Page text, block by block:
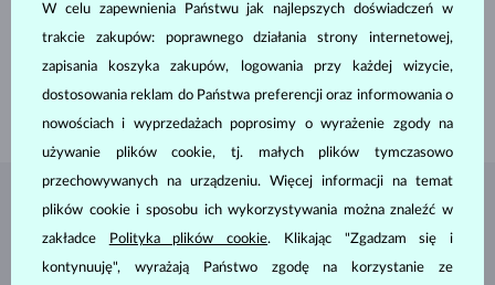
KOLORG
1.4 mm
WAGA
0.024 ct
BIŻUTERIA ZATELIER KLENOTA
W celu zapewnienia Państwu jak najlepszych doświadczeń w
trakcie zakupów: poprawnego działania strony internetowej,
zapisania koszyka zakupów, logowania przy każdej wizycie,
dostosowania reklam do Państwa preferencji oraz informowania o
nowościach i wyprzedażach poprosimy o wyrażenie zgody na
używanie plików cookie, tj. małych plików tymczasowo
przechowywanych na urządzeniu. Więcej informacji na temat
plików cookie i sposobu ich wykorzystywania można znaleźć w
zakładce
Polityka plików cookie. Klikając "Zgadzam się i
kontynuuję", wyrażają Państwo zgodę na korzystanie ze